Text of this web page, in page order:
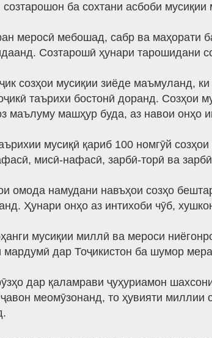
созтарошон ба сохтани асбоби
меросӣ мебошад, сабр ва маҳорати
Созтарошӣ ҳунари тарошидани
созҳои мусиқии зиёде маъмуланд,
таърихи бостонӣ доранд. Созҳои
маълуму машҳур буда, аз навои онҳо
мусиқӣ қариб 100 номгӯй
мисӣ-нафасӣ, зарбӣ-торӣ ва
омода намудани навъҳои созҳо
Ҳунари онҳо аз интихоби чӯб,
мусиқии миллӣ ва мероси
мардумӣ дар Тоҷикистон ба шумор
дар қаламрави ҷуҳуриамон
меомӯзонанд, то ҳувияти миллии